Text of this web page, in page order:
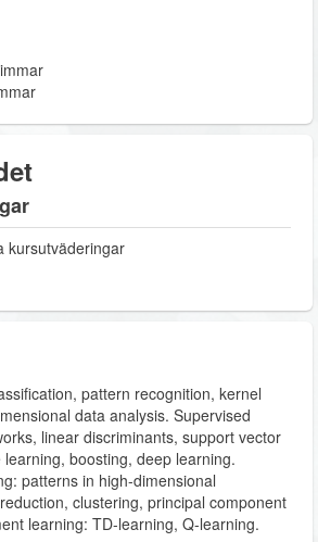
kursutväderingar
pattern recognition, kernel
data analysis. Supervised
linear discriminants, support vector
boosting, deep learning.
patterns in high-dimensional
clustering, principal component
learning: TD-learning, Q-learning.